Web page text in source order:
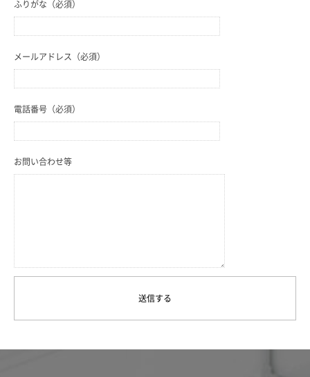
ふりがな（必須）
メールアドレス（必須）
電話番号（必須）
お問い合わせ等